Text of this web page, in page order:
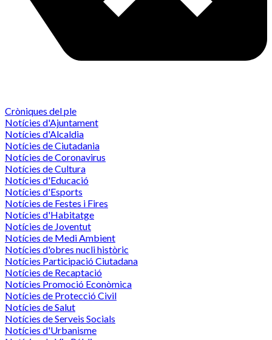
Cròniques del ple
Notícies d'Ajuntament
Notícies d'Alcaldia
Notícies de Ciutadania
Notícies de Coronavirus
Notícies de Cultura
Notícies d'Educació
Notícies d'Esports
Notícies de Festes i Fires
Notícies d'Habitatge
Notícies de Joventut
Notícies de Medi Ambient
Notícies d'obres nucli històric
Notícies Participació Ciutadana
Notícies de Recaptació
Notícies Promoció Econòmica
Notícies de Protecció Civil
Notícies de Salut
Notícies de Serveis Socials
Notícies d'Urbanisme